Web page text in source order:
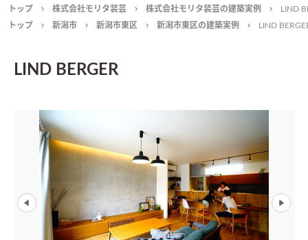
トップ 株式会社モリタ装芸 株式会社モリタ装芸の建築実例
LIND
トップ
新潟市 新潟市東区 新潟市東区の建築実例 LIND
LIND BERGER